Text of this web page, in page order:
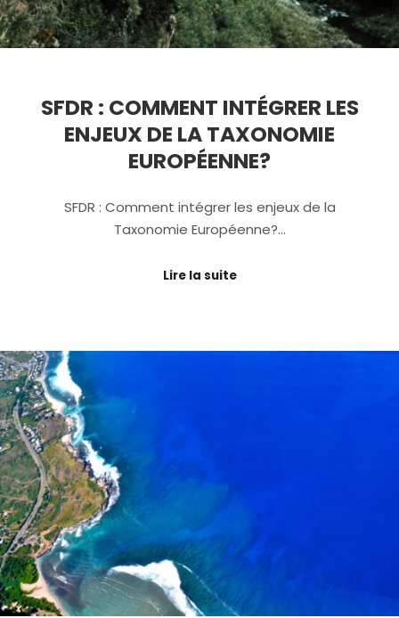
SFDR : COMMENT INTÉGRER LES
ENJEUX DE LA TAXONOMIE
EUROPÉENNE?
SFDR : Comment intégrer les enjeux de la
Taxonomie Européenne?…
Lire la suite